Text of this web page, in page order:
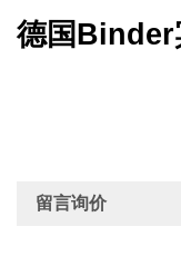
德国Binder
留言询价